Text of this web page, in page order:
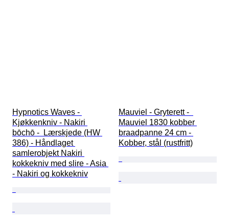
Hypnotics Waves -
Kjøkkenkniv - Nakiri
bōchō -  Lærskjede (HW
386) - Håndlaget
samlerobjekt Nakiri
kokkekniv med slire - Asia
- Nakiri og kokkekniv
Mauviel - Gryterett -
Mauviel 1830 kobber
braadpanne 24 cm -
Kobber, stål (rustfritt)